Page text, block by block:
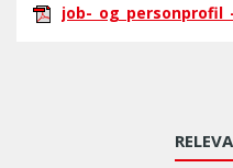
job-